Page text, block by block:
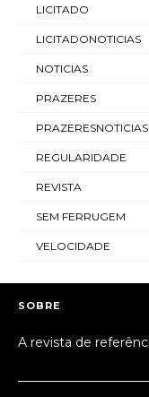
LICITADO
LICITADONOTICIAS
NOTICIAS
PRAZERES
PRAZERESNOTICIAS
REGULARIDADE
REVISTA
SEM FERRUGEM
VELOCIDADE
SOBRE
A revista de